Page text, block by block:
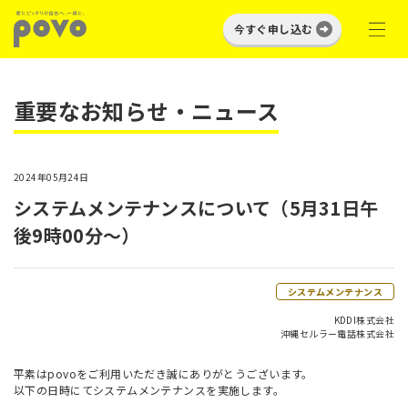
今すぐ申し込む
重要なお知らせ・ニュース
2024年05月24日
システムメンテナンスについて（5月31日午
後9時00分～）
システムメンテナンス
KDDI株式会社
沖縄セルラー電話株式会社
平素はpovoをご利用いただき誠にありがとうございます。
以下の日時にてシステムメンテナンスを実施します。